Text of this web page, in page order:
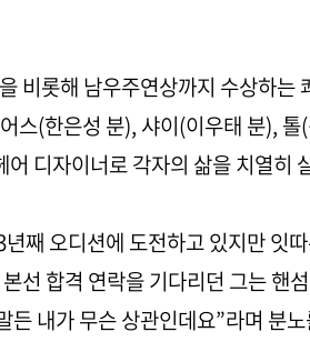
비롯해 남우주연상까지 수상하는
스(한은성 분), 샤이(이우태 분), 톨
디자이너로 각자의 삶을 치열히
째 오디션에 도전하고 있지만 잇
선 합격 연락을 기다리던 그는 핸
내가 무슨 상관인데요”라며 분